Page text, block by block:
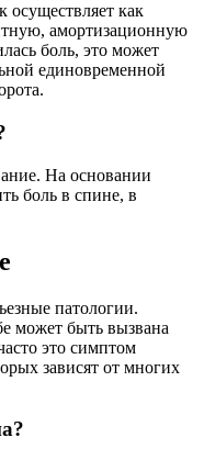
как
амортизационную
боль, это может
единовременной
На основании
боль в спине, в
патологии.
может быть вызвана
это симптом
зависят от многих